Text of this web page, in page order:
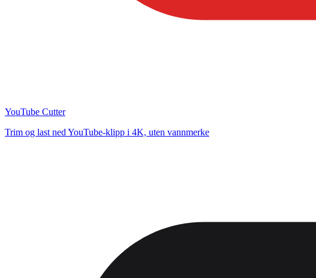
YouTube Cutter
Trim og last ned YouTube-klipp i 4K, uten vannmerke